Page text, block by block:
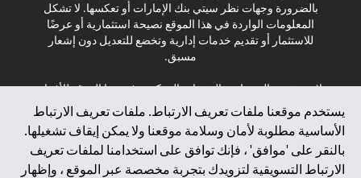
يستخدم موقعنا ملفات تعريف الارتباط. ملفات تعريف الارتباط
الأساسية مطلوبة لأمان وسلامة موقعنا ولا يمكن إيقاف تشغيلها.
بالنقر على 'موافق' ، فإنك توافق على استخدامنا لملفات تعريف
الارتباط التسويقية لتزويدك بتجربة مخصصة عبر الموقع ، وإظهار
بالضرورة وجهات نظر سيتي بنك الإمارات أو تعكسها. لا تشكل
المعلومات الواردة في هذا الموقع نصيحة استثمارية أو عرضًا
للاستثمار أو تقديم خدمات إدارية وتخضع للتعديل دون إشعار
مسبق.
لا يتم تقديم المنتجات والخدمات المذكورة في هذا الموقع للأفراد
المقيمين في الاتحاد الأوروبي أو المنطقة الاقتصادية الأوروبية أو
سويسرا أو غيرنسي أو جيرسي أو موناكو أو سان مارينو أو
الفاتيكان أو جزيرة مان أو المملكة المتحدة أو خصوصية البيانات
(لائحة حماية البيانات العامة \ قانون حماية البيانات الشخصية
العامة \ قانون خصوصية نيوزيلندا). المحتوى الموجود في هذه